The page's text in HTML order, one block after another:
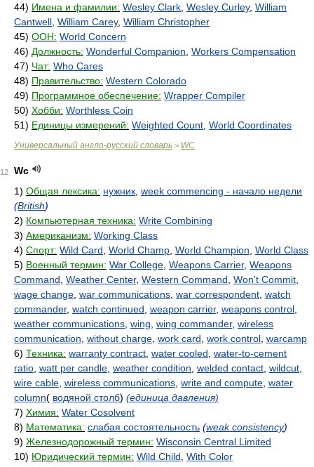
44) Имена и фамилии: Wesley Clark Wesley Curley, William
Cantwell William Carey, William Christopher
45) ООН: World Concern
46) Должность: Wonderful Companion Workers Compensation
47) Чат: Who Cares
48) Правительство: Western Colorado
49) Программное обеспечение: Wrapper Compiler
50) Хобби: Worthless Coin
51) Единицы измерений: Weighted Count World Coordinates
Универсальный англо-русский словарь > WC
12
Wc
1) Общая лексика: нужник week commencing - начало недели
(British)
2) Компьютерная техника: Write Combining
3) Американизм: Working Class
4) Спорт: Wild Card World Champ World Champion World Class
5) Военный термин: War College Weapons Carrier, Weapons
Command Weather Center, Western Command Won't Commit
wage change war communications war correspondent watch
commander, watch continued weapon carrier, weapons control
weather communications wing wing commander, wireless
communication without charge work card work control warcamp
6) Техника: warranty contract water cooled water-to-cement
ratio watt per candle weather condition welded contact wildcut
wire cable wireless communications write and compute water
column( водяной столб) (единица давления)
7) Химия: Water Cosolvent
8) Математика: слабая состоятельность (weak consistency)
9) Железнодорожный термин: Wisconsin Central Limited
10) Юридический термин: Wild Child With Color